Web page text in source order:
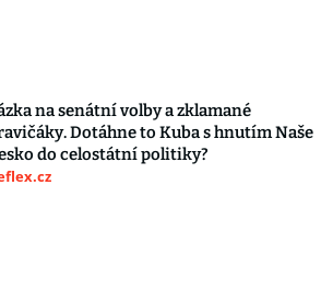
na senátní volby a zklamané
Dotáhne to Kuba s hnutím Naše
do celostátní politiky?